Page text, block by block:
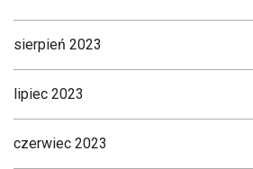
sierpień 2023
lipiec 2023
czerwiec 2023